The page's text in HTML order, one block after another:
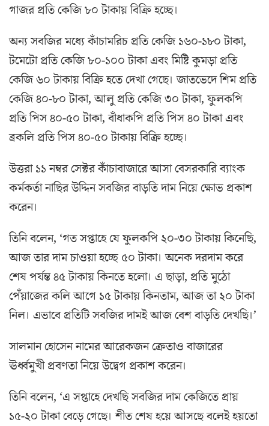
গাজর প্রতি কেজি ৮০ টাকায় বিক্রি হচ্ছে।
অন্য সবজির মধ্যে কাঁচামরিচ প্রতি কেজি ১৬০-১৮০ টাকা,
টমেটো প্রতি কেজি ৮০-১০০ টাকা এবং মিষ্টি কুমড়া প্রতি
কেজি ৬০ টাকায় বিক্রি হতে দেখা গেছে। জাতভেদে শিম প্রতি
কেজি ৪০-৮০ টাকা, আলু প্রতি কেজি ৩০ টাকা, ফুলকপি
প্রতি পিস ৪০-৫০ টাকা, বাঁধাকপি প্রতি পিস ৪০ টাকা এবং
ব্রকলি প্রতি পিস ৪০-৫০ টাকায় বিক্রি হচ্ছে।
উত্তরা ১১ নম্বর সেক্টর কাঁচাবাজারে আসা বেসরকারি ব্যাংক
কর্মকর্তা নাছির উদ্দিন সবজির বাড়তি দাম নিয়ে ক্ষোভ প্রকাশ
করেন।
তিনি বলেন, ‘গত সপ্তাহে যে ফুলকপি ২০-৩০ টাকায় কিনেছি,
আজ তার দাম চাওয়া হচ্ছে ৫০ টাকা। অনেক দরদাম করে
শেষ পর্যন্ত ৪৫ টাকায় কিনতে হলো। এ ছাড়া, প্রতি মুঠো
পেঁয়াজের কলি আগে ১৫ টাকায় কিনতাম, আজ তা ২০ টাকা
নিল। এভাবে প্রতিটি সবজির দামই আজ বেশ বাড়তি দেখছি।’
সালমান হোসেন নামের আরেকজন ক্রেতাও বাজারের
ঊর্ধ্বমুখী প্রবণতা নিয়ে উদ্বেগ প্রকাশ করেন।
তিনি বলেন, ‘এ সপ্তাহে দেখছি সবজির দাম কেজিতে প্রায়
১৫-২০ টাকা বেড়ে গেছে। শীত শেষ হয়ে আসছে বলেই হয়তো